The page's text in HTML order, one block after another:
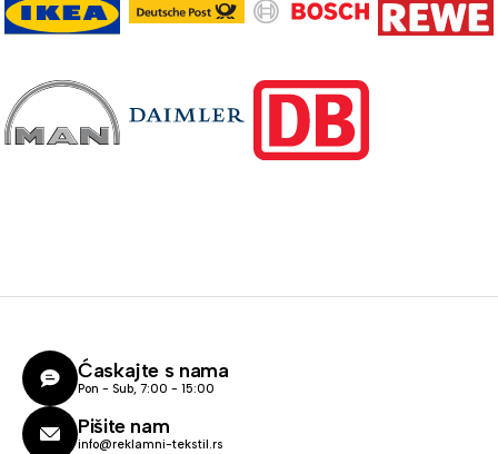
Ćaskajte s nama
Pon - Sub, 7:00 - 15:00
Pišite nam
info@reklamni-tekstil.rs